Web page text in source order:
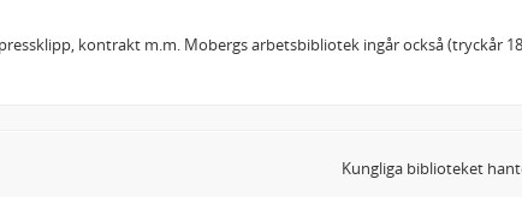
kontrakt m.m. Mobergs arbetsbibliotek ingår också (tryckår
Kungliga biblioteket